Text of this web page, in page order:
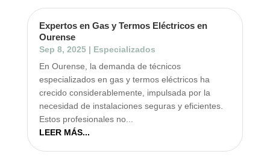
Expertos en Gas y Termos Eléctricos en
Ourense
Sep 8, 2025| Especializados
En Ourense, la demanda de técnicos
especializados en gas y termos eléctricos ha
crecido considerablemente, impulsada por la
necesidad de instalaciones seguras y eficientes.
Estos profesionales no...
LEER MÁS...